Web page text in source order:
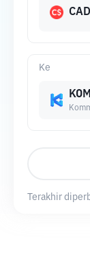
Ke
KOM
CAD
Terakhir